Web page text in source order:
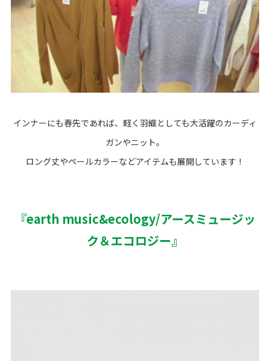
インナーにも春先であれば、軽く羽織としても大活躍のカーディ
ガンやニット。
ロング丈やペールカラーなどアイテムも展開しています！
『earth music&ecology/アースミュージッ
ク＆エコロジー』